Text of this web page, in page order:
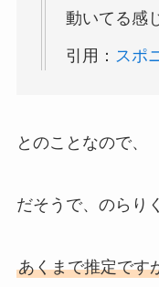
動いてる感
引用： スポ
とのことなので、
だそうで、のらり
あくまで推定です